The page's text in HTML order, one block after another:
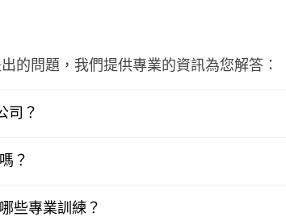
的問題，我們提供專業的資訊為您解答：
司？
？
些專業訓練？